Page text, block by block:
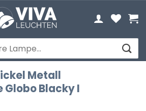
Metall
Blacky I